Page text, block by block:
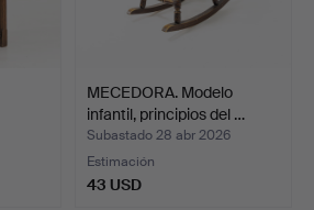
MECEDORA. Modelo
infantil, principios del …
Subastado 28 abr 2026
Estimación
43 USD